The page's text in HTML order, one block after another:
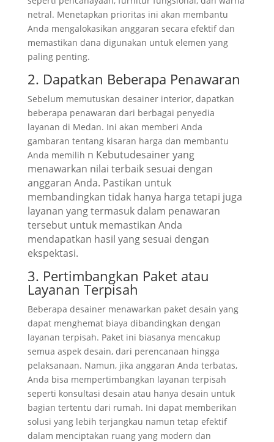
netral. Menetapkan prioritas ini akan membantu
Anda mengalokasikan anggaran secara efektif dan
memastikan dana digunakan untuk elemen yang
paling penting.
2. Dapatkan Beberapa Penawaran
Sebelum memutuskan desainer interior, dapatkan
beberapa penawaran dari berbagai penyedia
layanan di Medan. Ini akan memberi Anda
gambaran tentang kisaran harga dan membantu
Anda memilih n Kebutudesainer yang
menawarkan nilai terbaik sesuai dengan
anggaran Anda. Pastikan untuk
membandingkan tidak hanya harga tetapi juga
layanan yang termasuk dalam penawaran
tersebut untuk memastikan Anda
mendapatkan hasil yang sesuai dengan
ekspektasi.
3. Pertimbangkan Paket atau
Layanan Terpisah
Beberapa desainer menawarkan paket desain yang
dapat menghemat biaya dibandingkan dengan
layanan terpisah. Paket ini biasanya mencakup
semua aspek desain, dari perencanaan hingga
pelaksanaan. Namun, jika anggaran Anda terbatas,
Anda bisa mempertimbangkan layanan terpisah
seperti konsultasi desain atau hanya desain untuk
bagian tertentu dari rumah. Ini dapat memberikan
solusi yang lebih terjangkau namun tetap efektif
dalam menciptakan ruang yang modern dan